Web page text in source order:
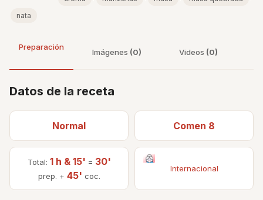
nata
Preparación
Imágenes (0) Videos (0)
Datos de la receta
Normal Comen 8
Total: 1 h & 15' = 30'
prep. + 45' coc.
Internacional